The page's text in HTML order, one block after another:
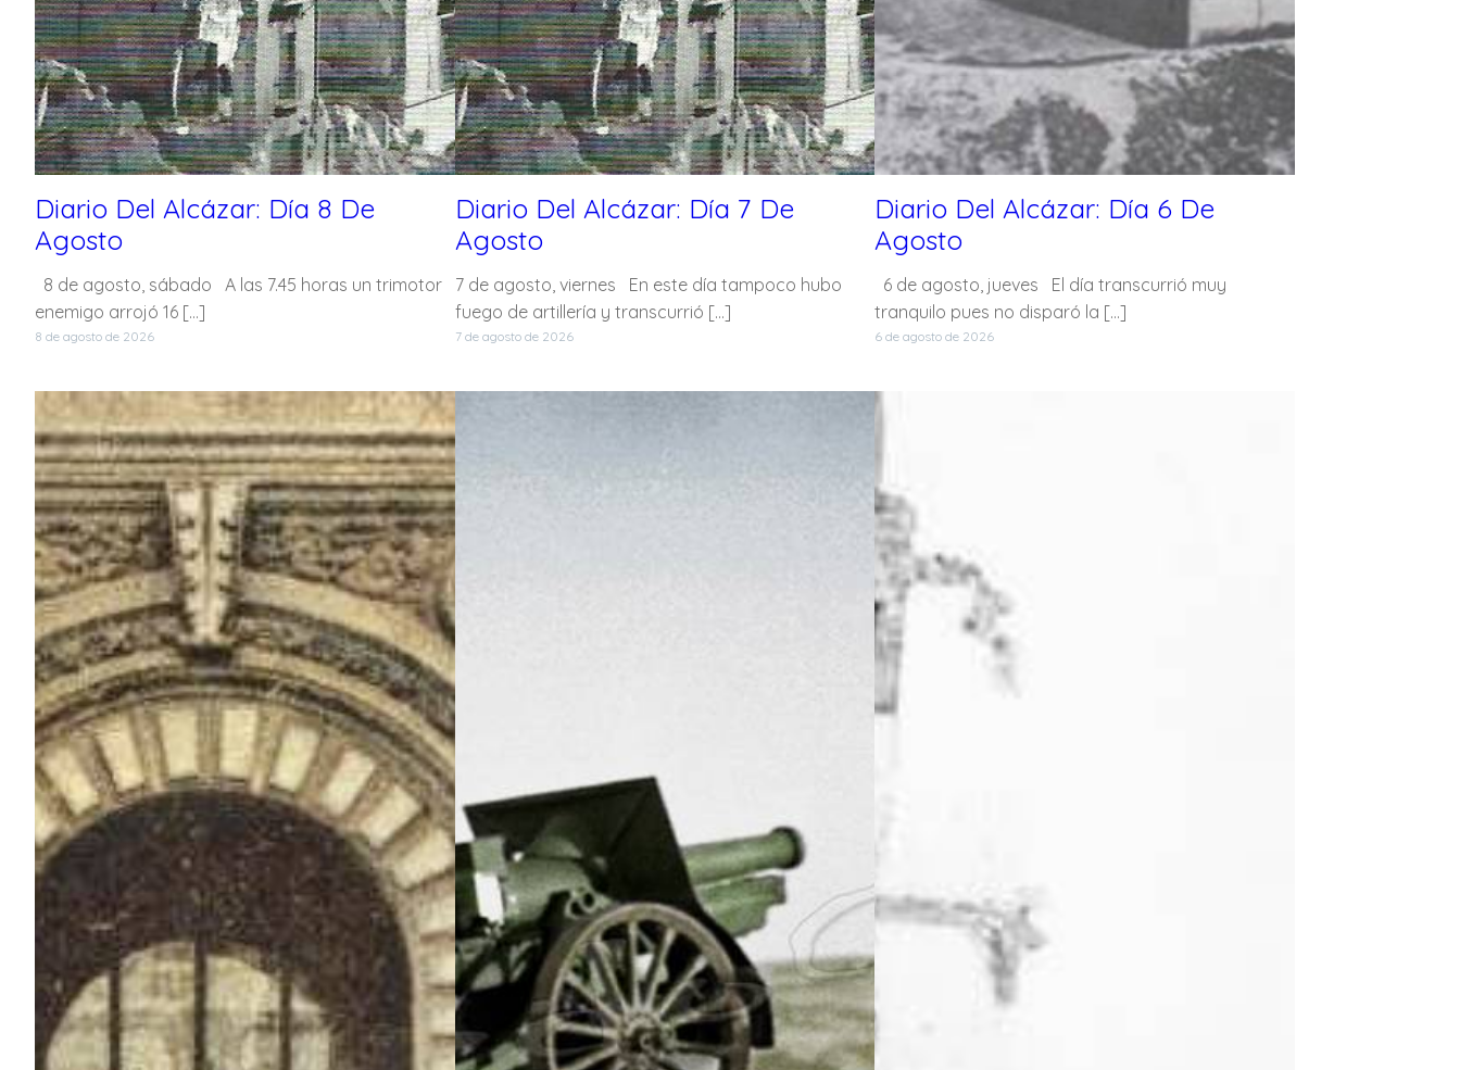
Diario Del Alcázar: Día 8 De
Agosto
8 de agosto, sábado A las 7.45 horas un trimotor
enemigo arrojó 16 […]
8 de agosto de 2026
Diario Del Alcázar: Día 7 De
Agosto
7 de agosto, viernes En este día tampoco hubo
fuego de artillería y transcurrió […]
7 de agosto de 2026
Diario Del Alcázar: Día 6 De
Agosto
6 de agosto, jueves El día transcurrió muy
tranquilo pues no disparó la […]
6 de agosto de 2026